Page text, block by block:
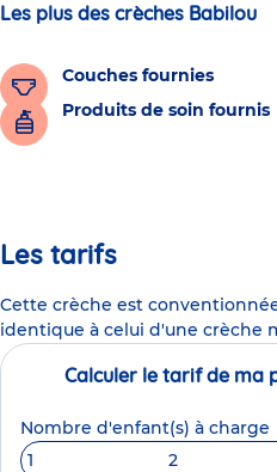
Les plus des crèches Babilou
Couches fournies
Produits de soin fournis
Les tarifs
Cette crèche est
identique à celui d'une crèche
Calculer le tarif de ma
Nombre d'enfant(s) à charge
1
2